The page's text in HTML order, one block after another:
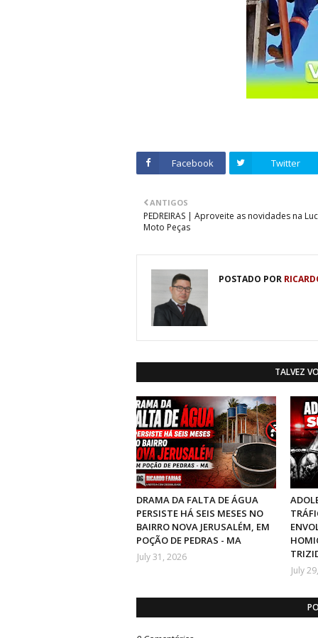
Facebook Twitter
ANTIGOS
PEDREIRAS | Aproveite as novidades na
Moto Peças
POSTADO POR
TALVEZ
DRAMA DA FALTA DE ÁGUA
PERSISTE HÁ SEIS MESES NO
BAIRRO NOVA JERUSALÉM, EM
POÇÃO DE PEDRAS - MA
July 31, 2026
July